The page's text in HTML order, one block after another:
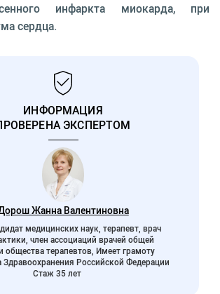
инфаркта миокарда, при
сердца.
ИНФОРМАЦИЯ
ЭКСПЕРТОМ
Жанна Валентиновна
медицинских наук, терапевт, врач
член ассоциаций врачей общей
общества терапевтов, Имеет грамоту
Здравоохранения Российской Федерации
Стаж 35 лет